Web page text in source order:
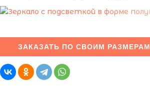
ЗАКАЗАТЬ ПО СВОИМ РАЗМЕРАМ